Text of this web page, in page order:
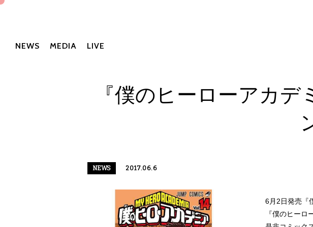
NEWS MEDIA LIVE
『僕のヒーローアカ
NEWS 2017.06.6
6月2日発売『
『僕のヒーロ